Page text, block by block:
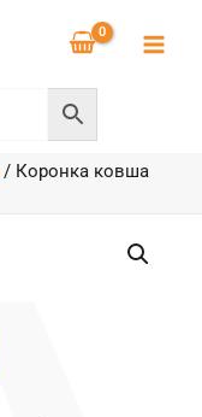
/ Коронка ковша